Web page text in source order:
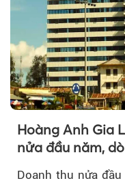
Hoàng Anh Gia
nửa đầu năm,
Doanh thu nửa